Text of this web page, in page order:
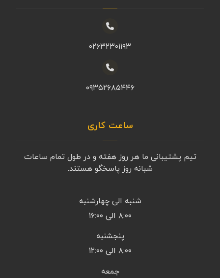
۰۲۶۳۲۳۰۱۱۹۳
۰۹۳۵۲۶۸۵۴۴۶
ساعت کاری
تیم پشتیبانی ما هر روز هفته و در طول تمام ساعات
شبانه روز پاسخگو هستند.
شنبه الی چهارشنبه
۸:۰۰ الی ۱۶:۰۰
پنجشنبه
۸:۰۰ الی ۱۲:۰۰
جمعه